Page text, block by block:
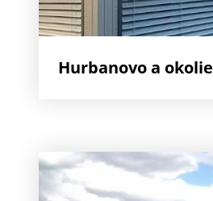
Hurbanovo a okolie